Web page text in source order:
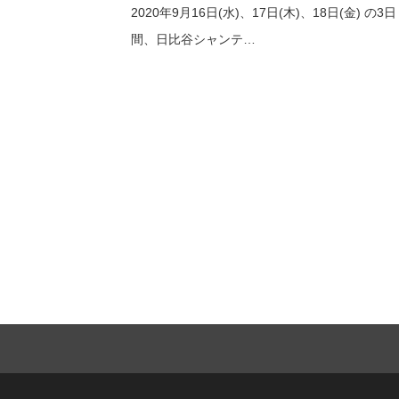
2020年9月16日(水)、17日(木)、18日(金) の3日
間、日比谷シャンテ…